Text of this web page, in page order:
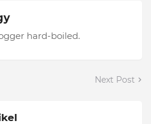
hard-boiled.
Next Post